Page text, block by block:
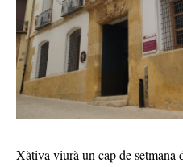
Xàtiva viurà un cap de setmana